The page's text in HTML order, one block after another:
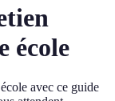
école
avec ce guide